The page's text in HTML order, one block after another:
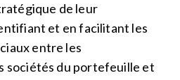
de leur
et en facilitant les
entre les
sociétés du portefeuille et